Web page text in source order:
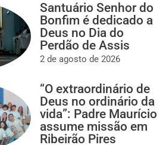
Santuário Senhor do
Bonfim é dedicado a
Deus no Dia do
Perdão de Assis
2 de agosto de 2026
“O extraordinário de
Deus no ordinário da
vida”: Padre Maurício
assume missão em
Ribeirão Pires